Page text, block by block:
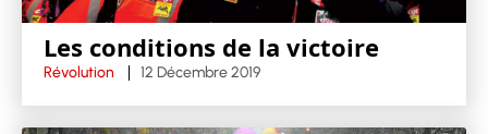
Les conditions de la victoire
Révolution 12 Décembre 2019